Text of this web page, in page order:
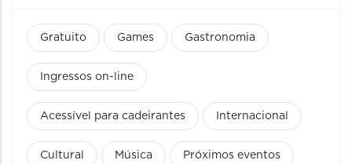
Gratuito Games Gastronomia
Ingressos on-line
Acessível para cadeirantes Internacional
Cultural Música Próximos eventos